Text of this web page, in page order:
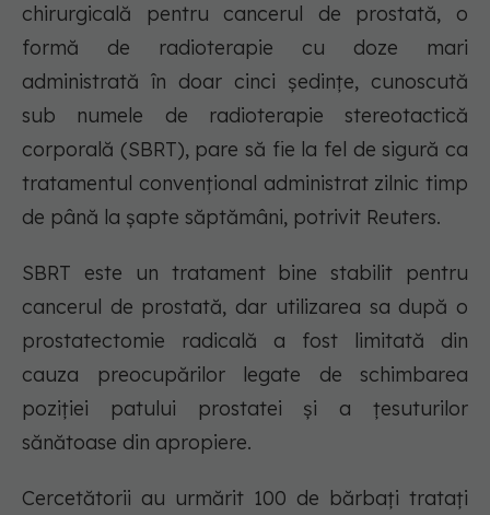
chirurgicală pentru cancerul de prostată, o
formă de radioterapie cu doze mari
administrată în doar cinci ședințe, cunoscută
sub numele de radioterapie stereotactică
corporală (SBRT), pare să fie la fel de sigură ca
tratamentul convențional administrat zilnic timp
de până la șapte săptămâni, potrivit Reuters.
SBRT este un tratament bine stabilit pentru
cancerul de prostată, dar utilizarea sa după o
prostatectomie radicală a fost limitată din
cauza preocupărilor legate de schimbarea
poziției patului prostatei și a țesuturilor
sănătoase din apropiere.
Cercetătorii au urmărit 100 de bărbați tratați